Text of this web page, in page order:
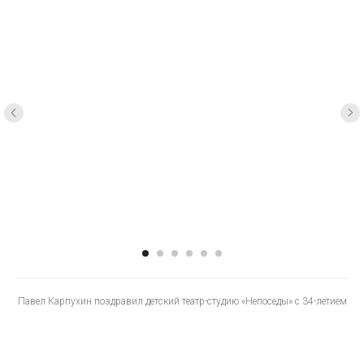
Павел Карпухин поздравил детский театр-студию «Непоседы» с 34-летием